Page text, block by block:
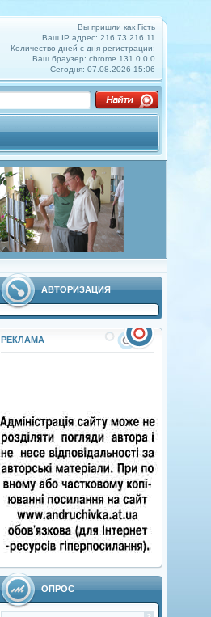
Вы пришли как Гість
Ваш IP адрес: 216.73.216.11
Количество дней с дня регистрации:
Ваш браузер: chrome 131.0.0.0
Сегодня: 07.08.2026 15:06
АВТОРИЗАЦИЯ
РЕКЛАМА
ОПРОС